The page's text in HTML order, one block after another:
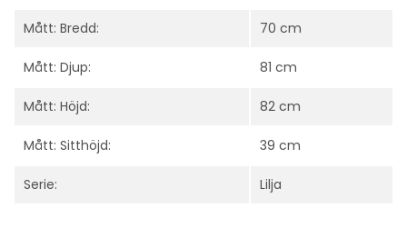
Mått: Bredd: 70 cm
Mått: Djup: 81 cm
Mått: Höjd: 82 cm
Mått: Sitthöjd: 39 cm
Serie: Lilja